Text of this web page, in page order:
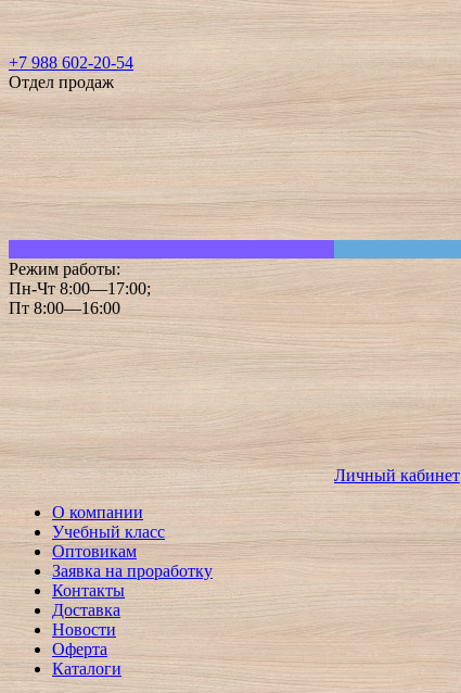
+7 988 602-20-54
Отдел продаж
Режим работы:
Пн-Чт 8:00—17:00;
Пт 8:00—16:00
Личный кабинет
О компании
Учебный класс
Оптовикам
Заявка на проработку
Контакты
Доставка
Новости
Оферта
Каталоги